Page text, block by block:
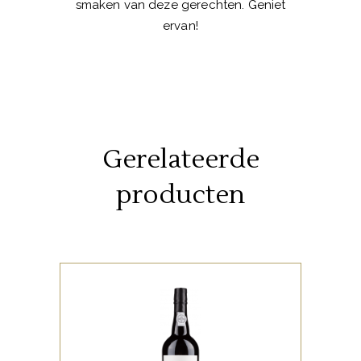
smaken van deze gerechten. Geniet
ervan!
Gerelateerde
producten
PORTUGESE FAVORIETEN
ZOETE FAVORIETEN